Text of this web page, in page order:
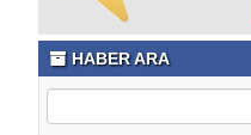
HABER ARA